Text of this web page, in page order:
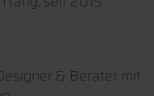
& Berater mit